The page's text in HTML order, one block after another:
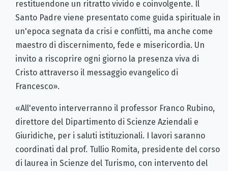
restituendone un ritratto vivido e coinvolgente. Il
Santo Padre viene presentato come guida spirituale in
un'epoca segnata da crisi e conflitti, ma anche come
maestro di discernimento, fede e misericordia. Un
invito a riscoprire ogni giorno la presenza viva di
Cristo attraverso il messaggio evangelico di
Francesco».
«All'evento interverranno il professor Franco Rubino,
direttore del Dipartimento di Scienze Aziendali e
Giuridiche, per i saluti istituzionali. I lavori saranno
coordinati dal prof. Tullio Romita, presidente del corso
di laurea in Scienze del Turismo, con intervento del